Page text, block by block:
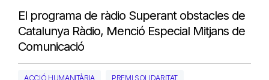
El programa de ràdio Superant obstacles de
Catalunya Ràdio, Menció Especial Mitjans de
Comunicació
ACCIÓ HUMANITÀRIA PREMI SOLIDARITAT